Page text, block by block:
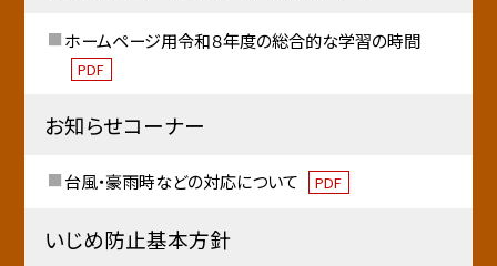
ホームページ用令和８年度の総合的な学習の時間
PDF
お知らせコーナー
台風・豪雨時などの対応について PDF
いじめ防止基本方針